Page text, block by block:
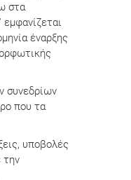
στα
έναρξης
συνεδρίων
που τα
υποβολές
την